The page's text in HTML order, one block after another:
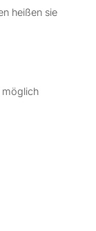
heißen sie
möglich